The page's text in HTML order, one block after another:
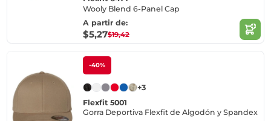
Wooly Blend 6-Panel Cap
A partir de:
$5,27$19,42
-40%
+3
Flexfit 5001
Gorra Deportiva Flexfit de Algodón y Spandex